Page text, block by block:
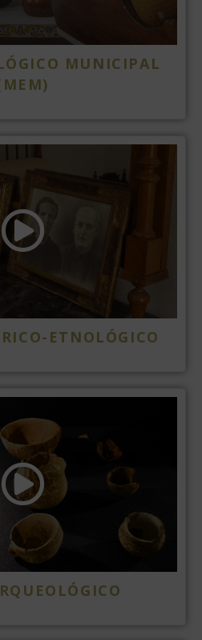
MUNICIPAL
ETNOLÓGICO